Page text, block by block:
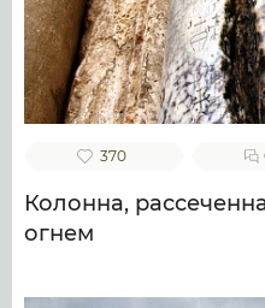
370
Колонна,
огнем